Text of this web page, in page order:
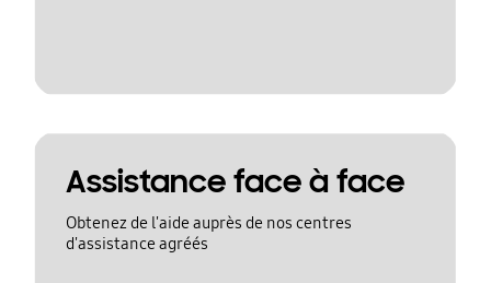
Assistance face à face
Obtenez de l'aide auprès de nos centres
d'assistance agréés